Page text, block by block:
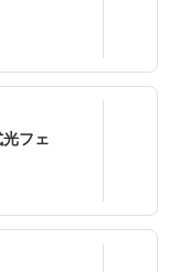
フェ